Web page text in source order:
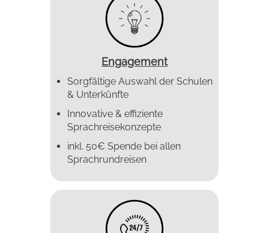
Engagement
Sorgfältige Auswahl der Schulen
& Unterkünfte
Innovative & effiziente
Sprachreise­konzepte
inkl. 50€ Spende bei allen
Sprachrundreisen